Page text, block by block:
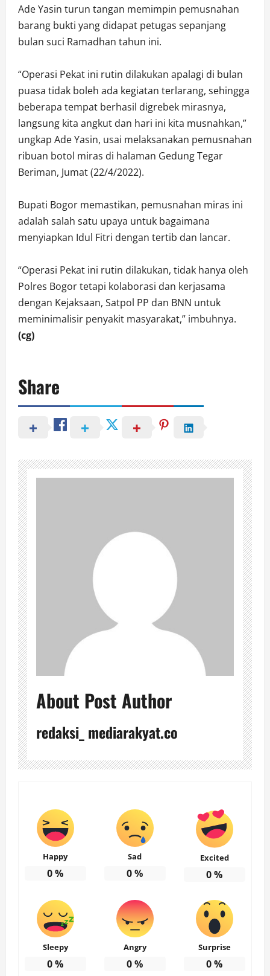
Ade Yasin turun tangan memimpin pemusnahan
barang bukti yang didapat petugas sepanjang
bulan suci Ramadhan tahun ini.
“Operasi Pekat ini rutin dilakukan apalagi di bulan
puasa tidak boleh ada kegiatan terlarang, sehingga
beberapa tempat berhasil digrebek mirasnya,
langsung kita angkut dan hari ini kita musnahkan,”
ungkap Ade Yasin, usai melaksanakan pemusnahan
ribuan botol miras di halaman Gedung Tegar
Beriman, Jumat (22/4/2022).
Bupati Bogor memastikan, pemusnahan miras ini
adalah salah satu upaya untuk bagaimana
menyiapkan Idul Fitri dengan tertib dan lancar.
“Operasi Pekat ini rutin dilakukan, tidak hanya oleh
Polres Bogor tetapi kolaborasi dan kerjasama
dengan Kejaksaan, Satpol PP dan BNN untuk
meminimalisir penyakit masyarakat,” imbuhnya.
(cg)
Share
About Post Author
redaksi_ mediarakyat.co
Happy
0%
Sad
0%
Excited
0%
Sleepy
0%
Angry
0%
Surprise
0%